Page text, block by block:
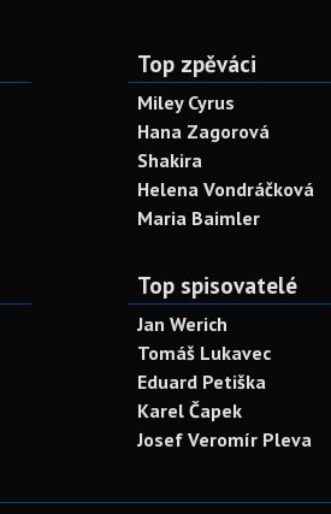
Top zpěváci
Miley Cyrus
Hana Zagorová
Shakira
Helena Vondráčková
Maria Baimler
Top spisovatelé
Jan Werich
Tomáš Lukavec
Eduard Petiška
Karel Čapek
Josef Veromír Pleva